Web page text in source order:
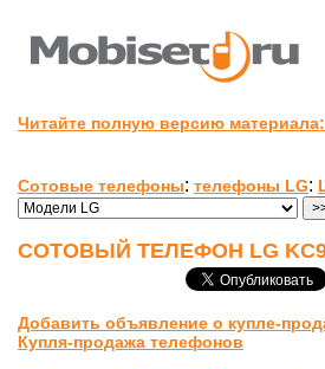
Читайте полную версию
Сотовые телефоны: телефоны LG:
СОТОВЫЙ ТЕЛЕФОН LG
Добавить объявление о купле-
Купля-продажа телефонов